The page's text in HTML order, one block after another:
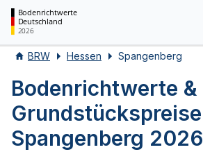
Bodenrichtwerte
Deutschland
2026
BRW Hessen Spangenberg
Bodenrichtwerte &
Grundstückspreise
Spangenberg 2026